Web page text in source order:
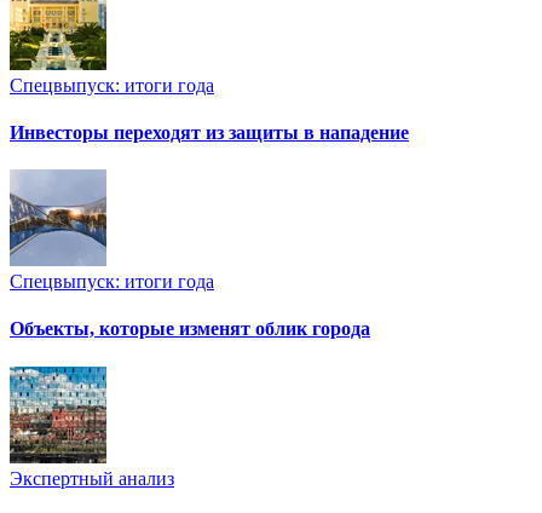
Спецвыпуск: итоги года
Инвесторы переходят из защиты в нападение
Спецвыпуск: итоги года
Объекты, которые изменят облик города
Экспертный анализ